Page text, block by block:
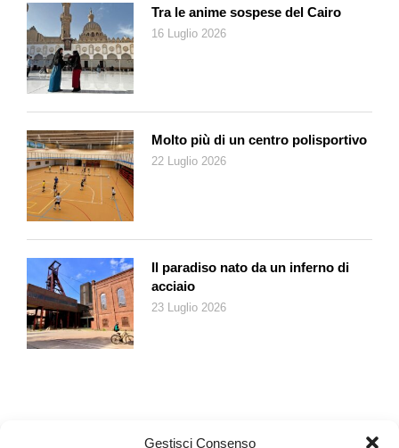
Gestisci Consenso
Tra le anime sospese del Cairo
16 Luglio 2026
Molto più di un centro polisportivo
22 Luglio 2026
Il paradiso nato da un inferno di
acciaio
23 Luglio 2026